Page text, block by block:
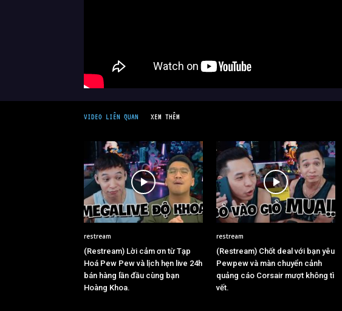
VIDEO LIÊN QUAN XEM THÊM
restream
(Restream) Lời cảm ơn từ Tạp
Hoá Pew Pew và lịch hẹn live 24h
bán hàng lần đầu cùng bạn
Hoàng Khoa.
restream
(Restream) Chốt deal với bạn yêu
Pewpew và màn chuyển cảnh
quảng cáo Corsair mượt không tì
vết.